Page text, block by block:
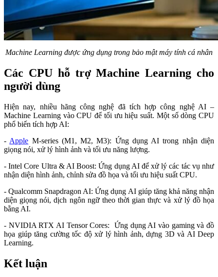
Machine Learning được ứng dụng trong bảo mật máy tính cá nhân
Các CPU hỗ trợ Machine Learning cho
người dùng
Hiện nay, nhiều hãng công nghệ đã tích hợp công nghệ AI –
Machine Learning vào CPU để tối ưu hiệu suất. Một số dòng CPU
phổ biến tích hợp AI:
- Apple M-series (M1, M2, M3): Ứng dụng AI trong nhận diện
giọng nói, xử lý hình ảnh và tối ưu năng lượng.
- Intel Core Ultra & AI Boost: Ứng dụng AI để xử lý các tác vụ như
nhận diện hình ảnh, chỉnh sửa đồ họa và tối ưu hiệu suất CPU.
- Qualcomm Snapdragon AI: Ứng dụng AI giúp tăng khả năng nhận
diện giọng nói, dịch ngôn ngữ theo thời gian thực và xử lý đồ họa
bằng AI.
- NVIDIA RTX AI Tensor Cores: Ứng dụng AI vào gaming và đồ
họa giúp tăng cường tốc độ xử lý hình ảnh, dựng 3D và AI Deep
Learning.
Kết luận